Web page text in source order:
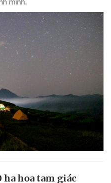
hoa tam giác